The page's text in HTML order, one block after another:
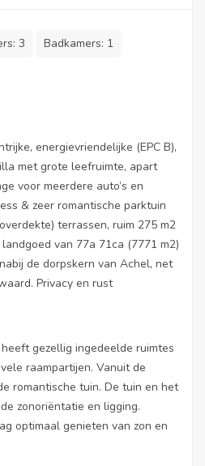
3 Badkamers: 1
energievriendelijke (EPC B),
met grote leefruimte, apart
voor meerdere auto’s en
& zeer romantische parktuin
terrassen, ruim 275 m2
van 77a 71ca (7771 m2)
de dorpskern van Achel, net
Privacy en rust
gezellig ingedeelde ruimtes
raampartijen. Vanuit de
romantische tuin. De tuin en het
zonoriëntatie en ligging.
optimaal genieten van zon en